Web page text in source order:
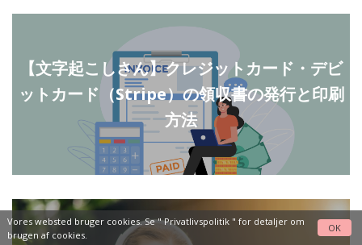
【文字起こしさん】クレジットカード・デビ
ットカード（Stripe）の領収書の発行と印刷
方法
Vores websted bruger cookies. Se "Privatlivspolitik" for detaljer om
brugen af cookies.
OK